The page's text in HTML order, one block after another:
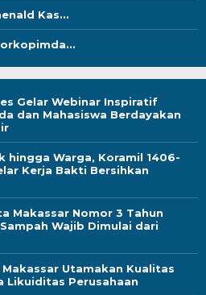
Kas...
Gelar Webinar Inspiratif
dan Mahasiswa Berdayakan
hingga Warga, Koramil 1406-
Kerja Bakti Bersihkan
Makassar Nomor 3 Tahun
Wajib Dimulai dari
Utamakan Kualitas
Likuiditas Perusahaan